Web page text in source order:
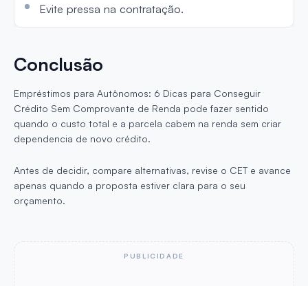
Evite pressa na contratação.
Conclusão
Empréstimos para Autônomos: 6 Dicas para Conseguir
Crédito Sem Comprovante de Renda pode fazer sentido
quando o custo total e a parcela cabem na renda sem criar
dependencia de novo crédito.
Antes de decidir, compare alternativas, revise o CET e avance
apenas quando a proposta estiver clara para o seu
orçamento.
PUBLICIDADE